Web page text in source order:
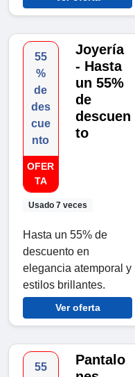
55
%
de
des
cue
nto
OFER
TA
Usado 7 veces
Joyería
- Hasta
un 55%
de
descuen
to
Hasta un 55% de
descuento en
elegancia atemporal y
estilos brillantes.
Ver oferta
55
Pantalo